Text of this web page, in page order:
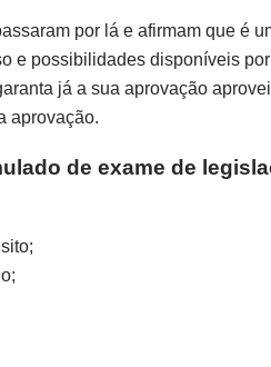
por lá e afirmam que é
e possibilidades disponíveis
já a sua aprovação
aprovação.
de exame de